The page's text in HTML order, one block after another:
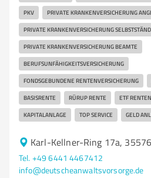
PKV PRIVATE KRANKENVERSICHERUNG
PRIVATE KRANKENVERSICHERUNG
PRIVATE KRANKENVERSICHERUNG BEAMTE
BERUFSUNFÄHIGKEITSVERSICHERUNG
FONDSGEBUNDENE RENTENVERSICHERUNG
BASISRENTE RÜRUP RENTE ETF
KAPITALANLAGE TOP SERVICE GELD
Karl-Kellner-Ring 17a,
Tel. +49 6441 4467412
info@deutscheanwaltsvorsorge.de